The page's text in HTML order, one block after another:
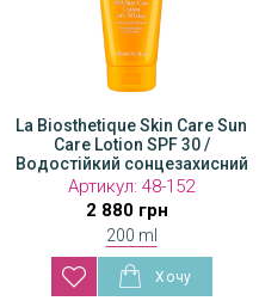
La Biosthetique Skin Care Sun
Care Lotion SPF 30 /
Водостійкий сонцезахисний
лосьон
Артикул:48-152
2 880 грн
200 ml